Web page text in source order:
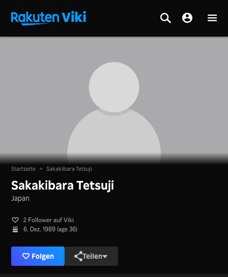
Startseite > Sakakibara Tetsuji
Sakakibara Tetsuji
Japan
2 Follower auf Viki
6. Dez. 1989 (age 36)
Folgen Teilen